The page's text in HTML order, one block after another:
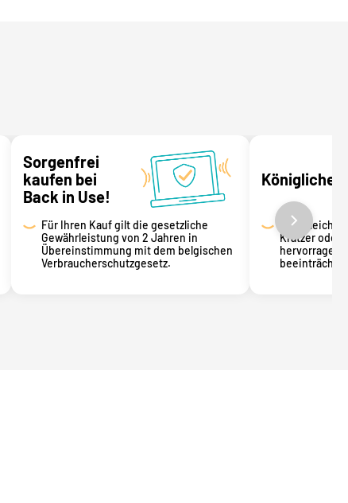
Sorgenfrei
kaufen bei
Back in Use!
Für Ihren Kauf gilt die gesetzliche
Gewährleistung von 2 Jahren in
Übereinstimmung mit dem belgischen
Verbraucherschutzgesetz.
Königliche
Weist
Kratzer oder